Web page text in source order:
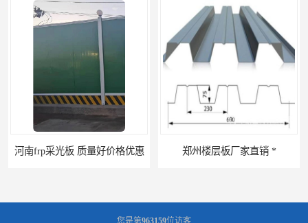
河南frp采光板 质量好价格优惠 郑州楼层板厂家直销 *
您是第963159位访客